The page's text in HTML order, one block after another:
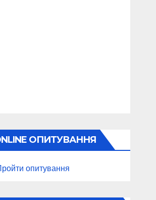
ОПИТУВАННЯ
опитування